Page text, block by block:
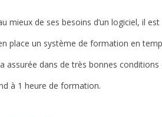
mieux de ses besoins d’un logiciel, il
place un système de formation en
assurée dans de très bonnes
à 1 heure de formation.